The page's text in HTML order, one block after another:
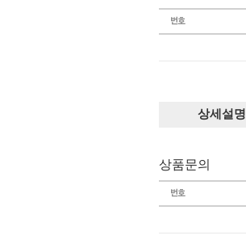
상세설명
상품문의